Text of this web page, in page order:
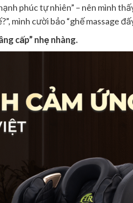
phúc tự nhiên” – nên mình
mình cười bảo “ghế massage
cấp” nhẹ nhàng.